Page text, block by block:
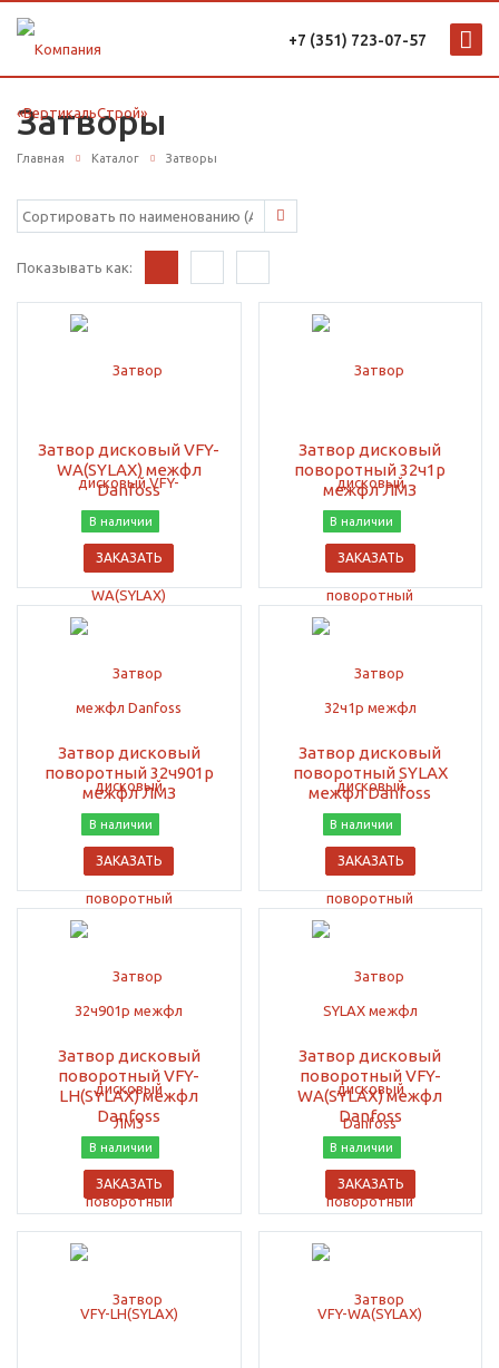
+7 (351) 723-07-57
Затворы
Главная Каталог Затворы
Показывать как:
Затвор дисковый VFY-
WA(SYLAX) межфл
Danfoss
В наличии
ЗАКАЗАТЬ
Затвор дисковый
поворотный 32ч1р
межфл ЛМЗ
В наличии
ЗАКАЗАТЬ
Затвор дисковый
поворотный 32ч901р
межфл ЛМЗ
В наличии
ЗАКАЗАТЬ
Затвор дисковый
поворотный SYLAX
межфл Danfoss
В наличии
ЗАКАЗАТЬ
Затвор дисковый
поворотный VFY-
LH(SYLAX) межфл
Danfoss
В наличии
ЗАКАЗАТЬ
Затвор дисковый
поворотный VFY-
WA(SYLAX) межфл
Danfoss
В наличии
ЗАКАЗАТЬ